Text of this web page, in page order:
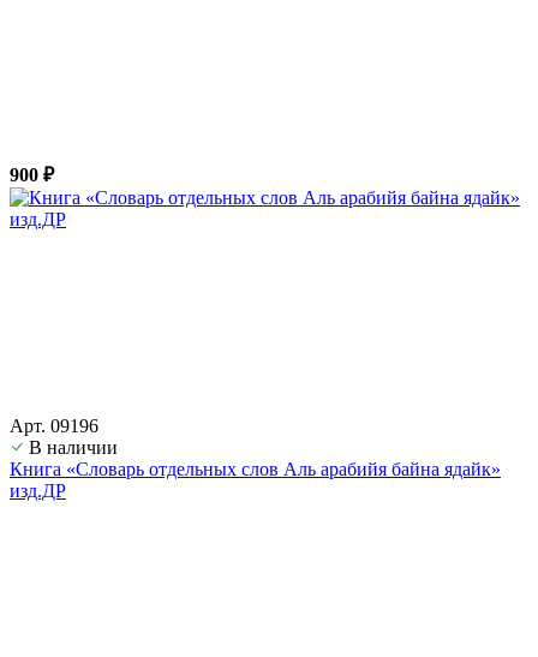
900 ₽
Арт. 09196
В наличии
Книга «Словарь отдельных слов Аль арабийя байна ядайк»
изд.ДР